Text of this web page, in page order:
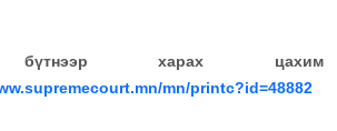
бүтнээр харах цахим
mn/printc?id=48882